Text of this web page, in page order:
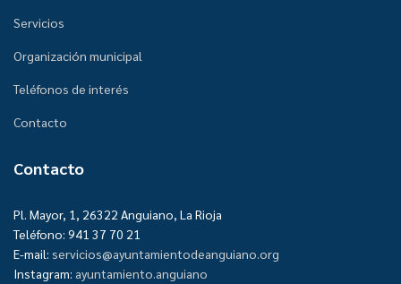
Servicios
Organización municipal
Teléfonos de interés
Contacto
Contacto
Pl. Mayor, 1, 26322 Anguiano, La Rioja
Teléfono: 941 37 70 21
E-mail: servicios@ayuntamientodeanguiano.org
Instagram: ayuntamiento.anguiano